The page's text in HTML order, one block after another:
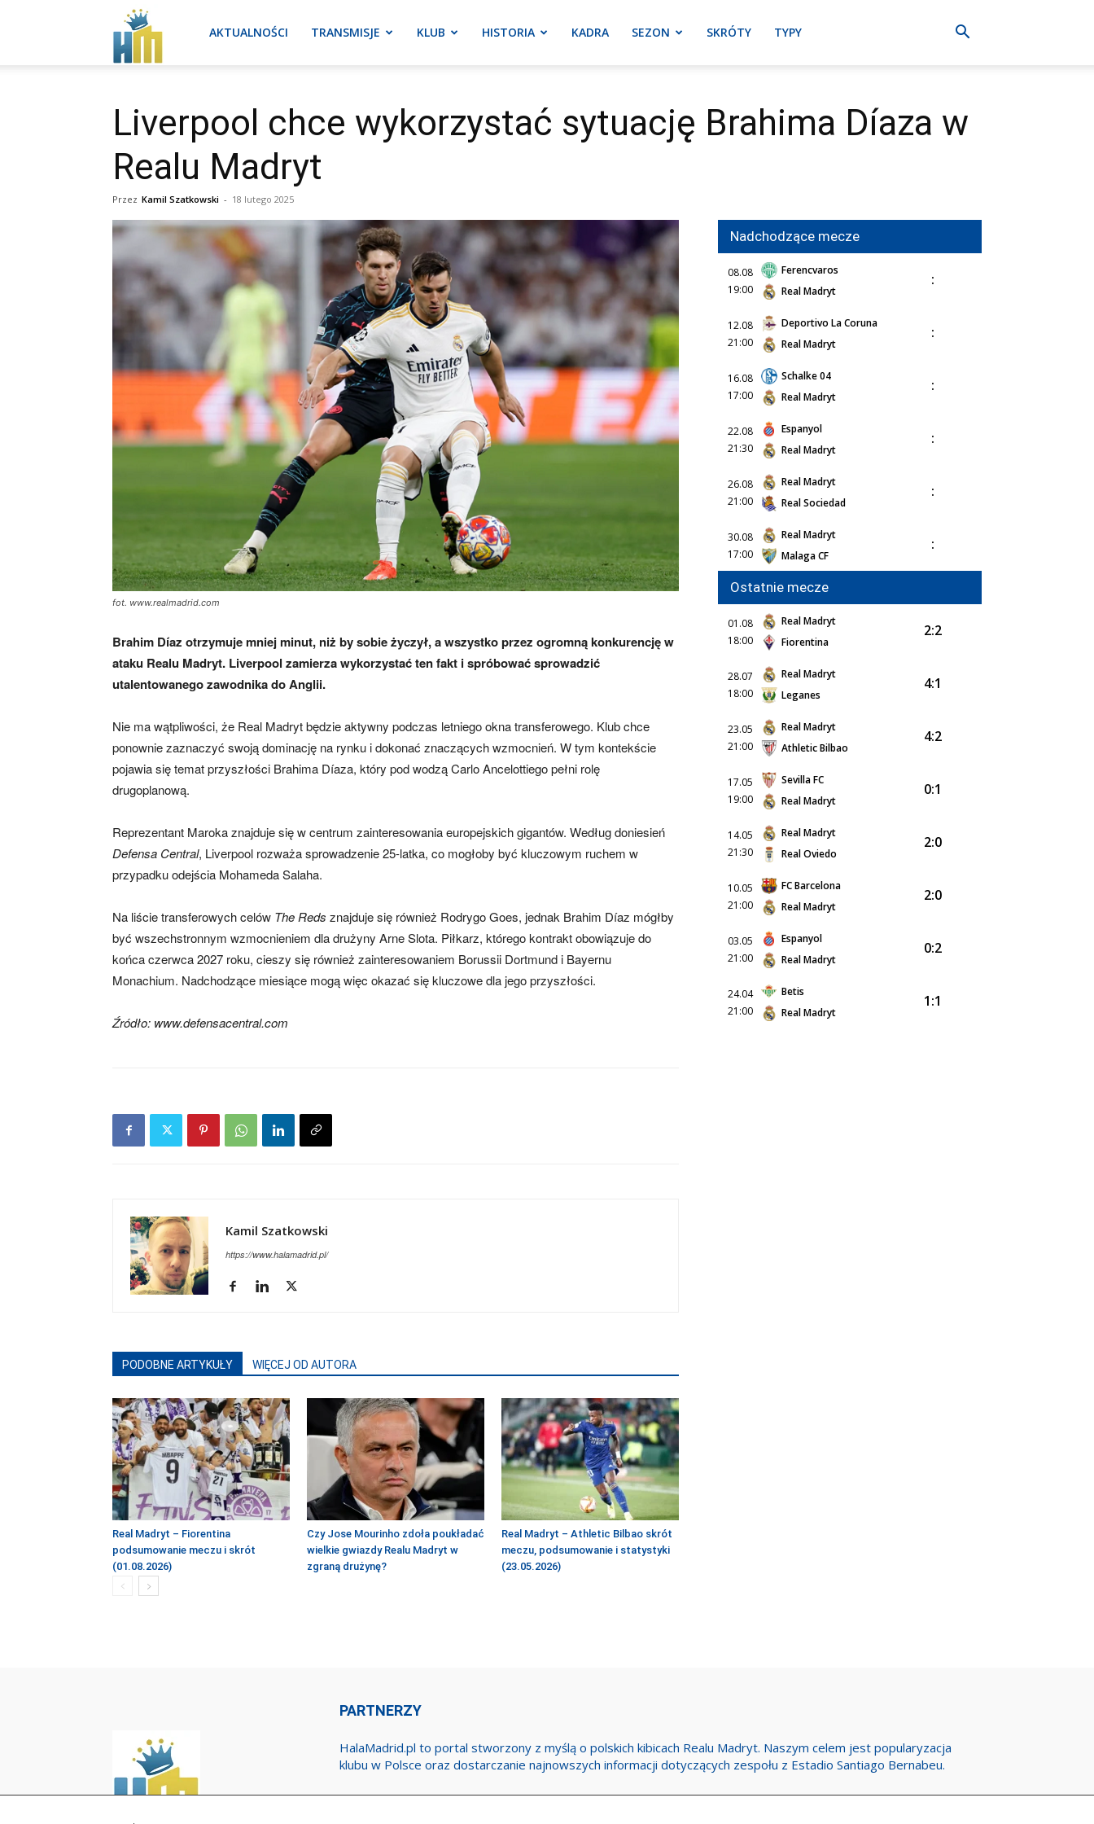
Real
aktualności
AKTUALNOŚCI TRANSMISJE KLUB HISTORIA KADRA SEZON SKRÓTY TYPY
Liverpool chce wykorzystać sytuację Brahima Díaza w
Realu Madryt
Przez Kamil Szatkowski - 18 lutego 2025
fot. www.realmadrid.com
Brahim Díaz otrzymuje mniej minut, niż by sobie życzył, a wszystko przez ogromną konkurencję w
ataku Realu Madryt. Liverpool zamierza wykorzystać ten fakt i spróbować sprowadzić
utalentowanego zawodnika do Anglii.
Nie ma wątpliwości, że Real Madryt będzie aktywny podczas letniego okna transferowego. Klub chce
ponownie zaznaczyć swoją dominację na rynku i dokonać znaczących wzmocnień. W tym kontekście
pojawia się temat przyszłości Brahima Díaza, który pod wodzą Carlo Ancelottiego pełni rolę
drugoplanową.
Reprezentant Maroka znajduje się w centrum zainteresowania europejskich gigantów. Według doniesień
Defensa Central, Liverpool rozważa sprowadzenie 25-latka, co mogłoby być kluczowym ruchem w
przypadku odejścia Mohameda Salaha.
Na liście transferowych celów The Reds znajduje się również Rodrygo Goes, jednak Brahim Díaz mógłby
być wszechstronnym wzmocnieniem dla drużyny Arne Slota. Piłkarz, którego kontrakt obowiązuje do
końca czerwca 2027 roku, cieszy się również zainteresowaniem Borussii Dortmund i Bayernu
Monachium. Nadchodzące miesiące mogą więc okazać się kluczowe dla jego przyszłości.
Źródło: www.defensacentral.com
Kamil Szatkowski
https://www.halamadrid.pl/
PODOBNE ARTYKUŁY WIĘCEJ OD AUTORA
Real Madryt – Fiorentina
podsumowanie meczu i skrót
(01.08.2026)
Czy Jose Mourinho zdoła poukładać
wielkie gwiazdy Realu Madryt w
zgraną drużynę?
Real Madryt – Athletic Bilbao skrót
meczu, podsumowanie i statystyki
(23.05.2026)
Nadchodzące mecze
08.08
19:00
Ferencvaros
Real Madryt
:
12.08
21:00
Deportivo La Coruna
Real Madryt
:
16.08
17:00
Schalke 04
Real Madryt
:
22.08
21:30
Espanyol
Real Madryt
:
26.08
21:00
Real Madryt
Real Sociedad
:
30.08
17:00
Real Madryt
Malaga CF
:
Ostatnie mecze
01.08
18:00
Real Madryt
Fiorentina
2:2
28.07
18:00
Real Madryt
Leganes
4:1
23.05
21:00
Real Madryt
Athletic Bilbao
4:2
17.05
19:00
Sevilla FC
Real Madryt
0:1
14.05
21:30
Real Madryt
Real Oviedo
2:0
10.05
21:00
FC Barcelona
Real Madryt
2:0
03.05
21:00
Espanyol
Real Madryt
0:2
24.04
21:00
Betis
Real Madryt
1:1
PARTNERZY
HalaMadrid.pl to portal stworzony z myślą o polskich kibicach Realu Madryt. Naszym celem jest popularyzacja
klubu w Polsce oraz dostarczanie najnowszych informacji dotyczących zespołu z Estadio Santiago Bernabeu.